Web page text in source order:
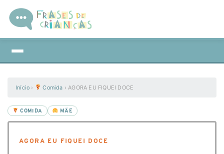
Início › Comida ›AGORA EU FIQUEI DOCE
COMIDA MÃE
AGORA EU FIQUEI DOCE